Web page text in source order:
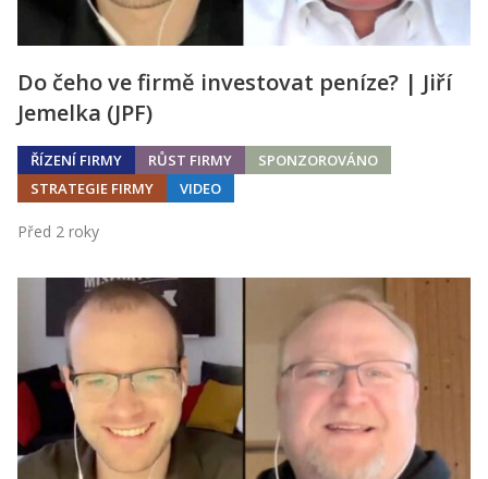
Do čeho ve firmě investovat peníze? | Jiří
Jemelka (JPF)
ŘÍZENÍ FIRMY RŮST FIRMY
SPONZOROVÁNO
STRATEGIE FIRMY
VIDEO
Před 2 roky